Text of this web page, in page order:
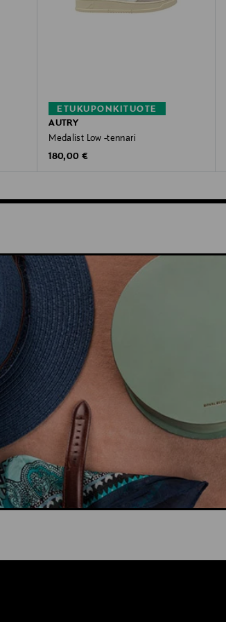
ETUKUPONKITUOTE
AUTRY
Medalist Low -tennari
Original Price
180,00 €